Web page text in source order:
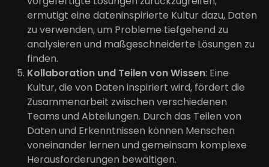
ermutigt eine dateninspirierte Kultur dazu, Daten
zu verwenden, um Probleme tiefgehend zu
analysieren und maßgeschneiderte Lösungen zu
finden.
Kollaboration und Teilen von Wissen: Eine
Kultur, die von Daten inspiriert wird, fördert die
Zusammenarbeit zwischen verschiedenen
Teams und Abteilungen. Durch das Teilen von
Daten und Erkenntnissen können Menschen
voneinander lernen und gemeinsam komplexe
Herausforderungen bewältigen.